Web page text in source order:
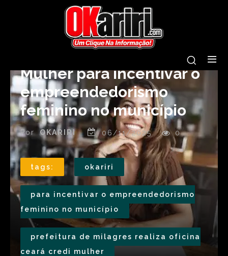
Prefeitura de Milagres
realiza Oficina Ceará Credi
Mulher para incentivar o
empreendedorismo
feminino no município
Por OKARIRI 06/11/2025 0
tags: okariri
para incentivar o empreendedorismo
feminino no município
prefeitura de milagres realiza oficina
ceará credi mulher